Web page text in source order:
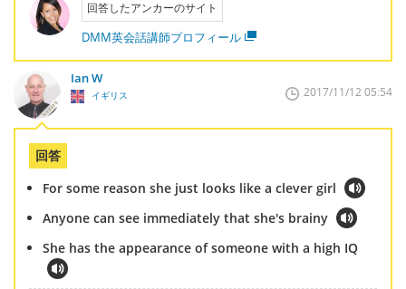
回答したアンカーのサイト
DMM英会話講師プロフィール
Ian W
イギリス 2017/11/12 05:54
回答
For some reason she just looks like a clever girl
Anyone can see immediately that she's brainy
She has the appearance of someone with a high IQ